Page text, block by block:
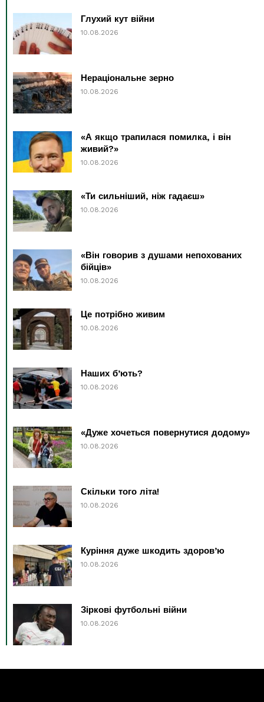
Глухий кут війни
10.08.2026
Нераціональне зерно
10.08.2026
«А якщо трапилася помилка, і він
живий?»
10.08.2026
«Ти сильніший, ніж гадаєш»
10.08.2026
«Він говорив з душами непохованих
бійців»
10.08.2026
Це потрібно живим
10.08.2026
Наших б’ють?
10.08.2026
«Дуже хочеться повернутися додому»
10.08.2026
Скільки того літа!
10.08.2026
Куріння дуже шкодить здоров’ю
10.08.2026
Зіркові футбольні війни
10.08.2026